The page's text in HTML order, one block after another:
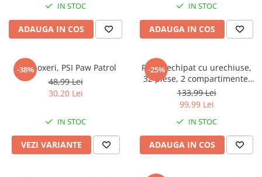
IN STOC
ADAUGA IN COS
IN STOC
ADAUGA IN COS
-38%
Slip boxeri, PSI Paw Patrol
48,99 Lei
30,20 Lei
IN STOC
VEZI VARIANTE
-25%
Penar echipat cu urechiuse,
32 piese, 2 compartimente,
Gabby's Dollhouse
133,99 Lei
99,99 Lei
IN STOC
ADAUGA IN COS